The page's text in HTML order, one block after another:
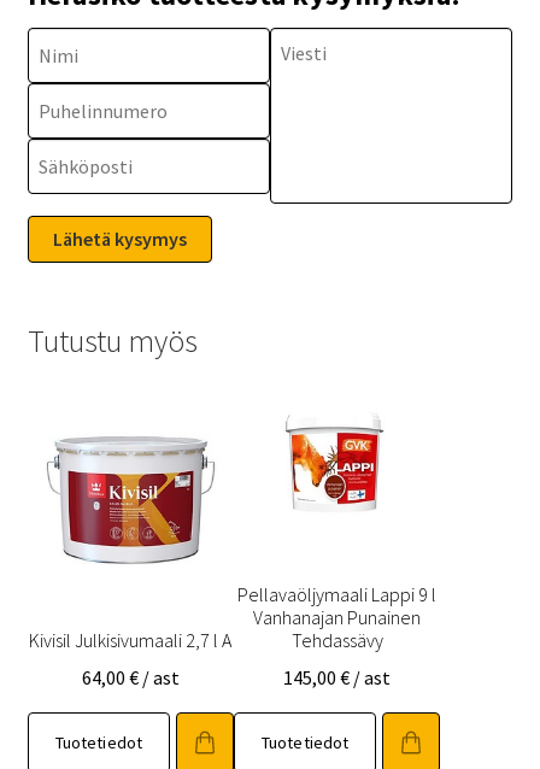
Tutustu myös
Kivisil Julkisivumaali 2,7 l A
64,00 € / ast
Tuotetiedot
Pellavaöljymaali Lappi 9 l
Vanhanajan Punainen
Tehdassävy
145,00€ / ast
Tuotetiedot